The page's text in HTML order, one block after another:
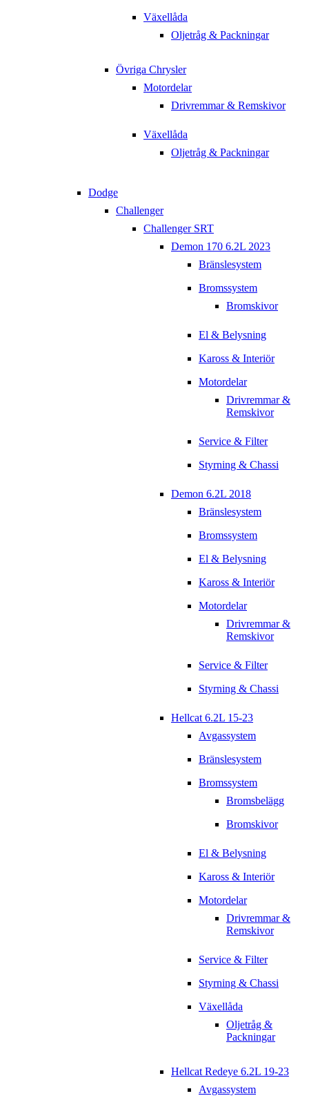
Växellåda
Oljetråg & Packningar
Övriga Chrysler
Motordelar
Drivremmar & Remskivor
Växellåda
Oljetråg & Packningar
Dodge
Challenger
Challenger SRT
Demon 170 6.2L 2023
Bränslesystem
Bromssystem
Bromskivor
El & Belysning
Kaross & Interiör
Motordelar
Drivremmar &
Remskivor
Service & Filter
Styrning & Chassi
Demon 6.2L 2018
Bränslesystem
Bromssystem
El & Belysning
Kaross & Interiör
Motordelar
Drivremmar &
Remskivor
Service & Filter
Styrning & Chassi
Hellcat 6.2L 15-23
Avgassystem
Bränslesystem
Bromssystem
Bromsbelägg
Bromskivor
El & Belysning
Kaross & Interiör
Motordelar
Drivremmar &
Remskivor
Service & Filter
Styrning & Chassi
Växellåda
Oljetråg &
Packningar
Hellcat Redeye 6.2L 19-23
Avgassystem